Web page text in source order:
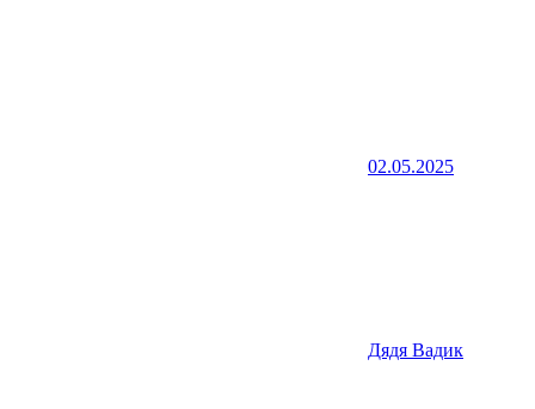
02.05.2025
Дядя Вадик